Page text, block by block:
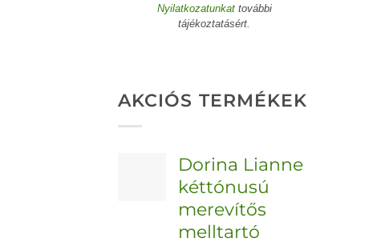
Nyilatkozatunkattovábbi
tájékoztatásért.
AKCIÓS TERMÉKEK
Dorina Lianne
kéttónusú
merevítős
melltartó